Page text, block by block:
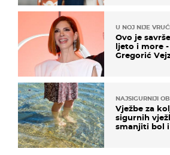
U NOJ NIJE
Ovo je
ljeto i more
Gregorić
NAJSIGURNIJI
Vježbe za
sigurnih
smanjiti bol